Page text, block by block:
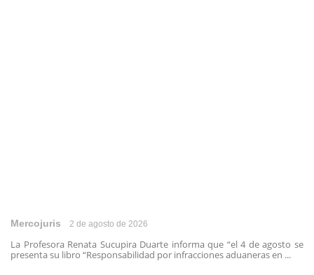
Mercojuris 2 de agosto de 2026
La Profesora Renata Sucupira Duarte informa que “el 4 de agosto se
presenta su libro “Responsabilidad por infracciones aduaneras en ...